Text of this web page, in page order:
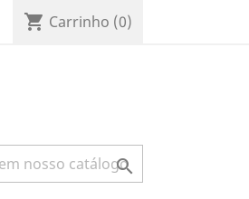
shopping_cart Carrinho (0)
